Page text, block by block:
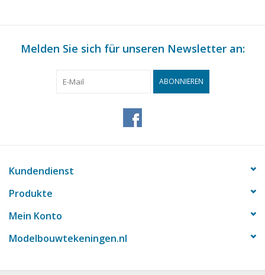
Melden Sie sich für unseren Newsletter an:
ABONNIEREN
Kundendienst
Produkte
Mein Konto
Modelbouwtekeningen.nl